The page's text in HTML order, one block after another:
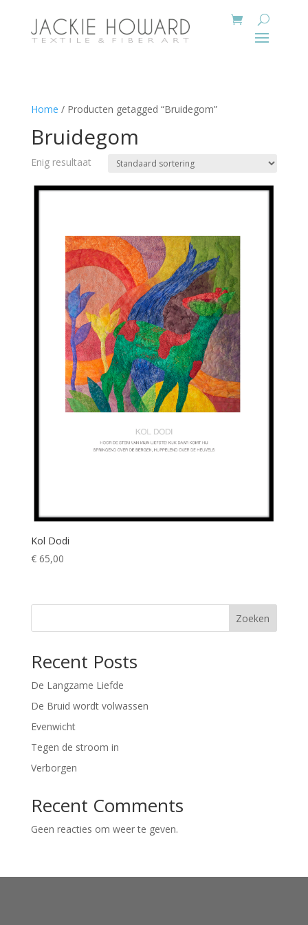
Home / Producten getagged “Bruidegom”
Bruidegom
Enig resultaat
Kol Dodi
€65,00
Zoeken
Recent Posts
De Langzame Liefde
De Bruid wordt volwassen
Evenwicht
Tegen de stroom in
Verborgen
Recent Comments
Geen reacties om weer te geven.